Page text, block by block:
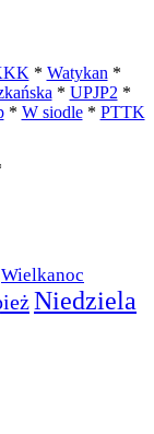
* Watykan *
* UPJP2 *
* W siodle* PTTK
Wielkanoc
Niedziela